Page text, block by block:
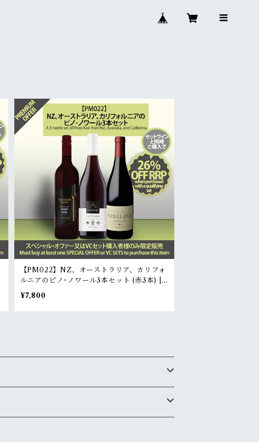
【PM022】NZ、オーストラリア、カリフォ
ルニアのピノ･ノワール3本セット (赤3本) |
A 3-bottle set of Pinot Noir from NZ, A
ustralia, and California (3red)
¥7,800